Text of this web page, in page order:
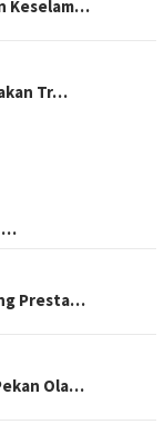
Keselam…
Tr…
…
Presta…
Ola…